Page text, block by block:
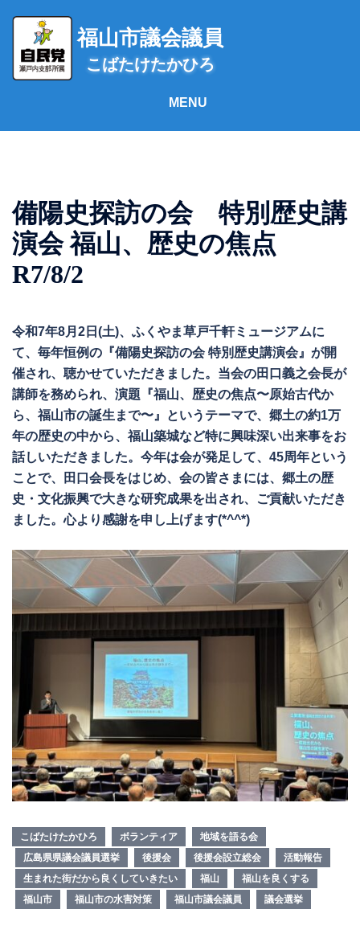
ス
福山市議会議員
こばたけたかひろ
備陽史探訪の会 特別歴史講
演会 福山、歴史の焦点
R7/8/2
令和7年8月2日(土)、ふくやま草戸千軒ミュージアムに
て、毎年恒例の『備陽史探訪の会 特別歴史講演会』が開
催され、聴かせていただきました。当会の田口義之会長が
講師を務められ、演題『福山、歴史の焦点〜原始古代か
ら、福山市の誕生まで〜』というテーマで、郷土の約1万
年の歴史の中から、福山築城など特に興味深い出来事をお
話しいただきました。今年は会が発足して、45周年という
ことで、田口会長をはじめ、会の皆さまには、郷土の歴
史・文化振興で大きな研究成果を出され、ご貢献いただき
ました。心より感謝を申し上げます(*^^*)
こばたけたかひろ ボランティア
地域を語る会
広島県県議会議員選挙
後援会 後援会設立総会
活動報告
生まれた街だから良くしていきたい
福山
福山を良くする
福山市
福山市の水害対策 福山市議会議員 議会選挙